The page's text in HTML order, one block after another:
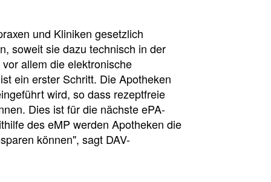
und Kliniken gesetzlich
soweit sie dazu technisch in der
allem die elektronische
ein erster Schritt. Die Apotheken
wird, so dass rezeptfreie
Dies ist für die nächste ePA-
des eMP werden Apotheken die
können", sagt DAV-